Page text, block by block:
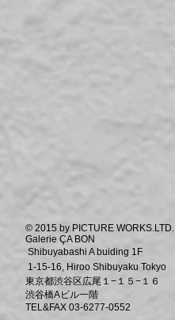
© 2015 by PICTURE WORKS.LTD.
Galerie ÇA BON
Shibuyabashi A buiding 1F
1-15-16, Hiroo Shibuyaku Tokyo
東京都渋谷区広尾１−１５−１６
渋谷橋Aビル一階
TEL&FAX 03-6277-0552